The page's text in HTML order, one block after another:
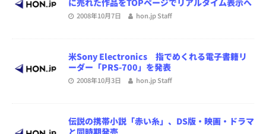
2008年10月7日 hon.jp Staff
米Sony Electronics 指でめくれる電子書籍リ
ーダー「PRS-700」を発表
2008年10月3日 hon.jp Staff
伝説の携帯小説「赤い糸」、DS版・映画・ドラマ
と同時期発売